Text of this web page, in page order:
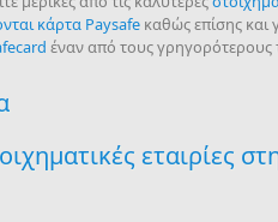
κάρτα Paysafe καθώς επίσης και
έναν από τους γρηγορότερους
εταιρίες